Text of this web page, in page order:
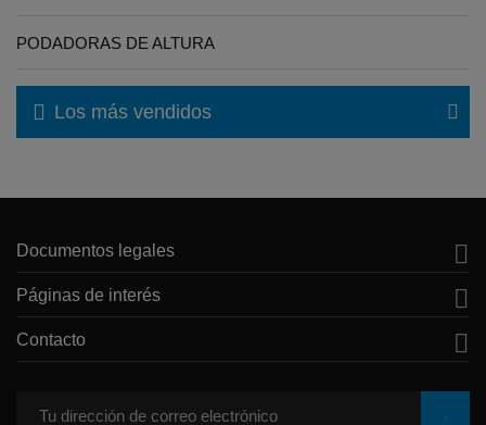
PODADORAS DE ALTURA
Los más vendidos
Documentos legales 
Páginas de interés 
Contacto 